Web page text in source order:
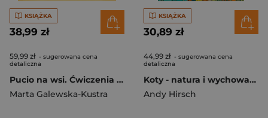
KSIĄŻKA
38,99 zł
59,99 zł - sugerowana cena
detaliczna
Pucio na wsi. Ćwiczenia rozumienia i mówienia dla dzieci wyd. 2025
Marta Galewska-Kustra
KSIĄŻKA
30,89 zł
44,99 zł - sugerowana cena
detaliczna
Koty - natura i wychowanie. Naukomiks wyd. 2025
Andy Hirsch